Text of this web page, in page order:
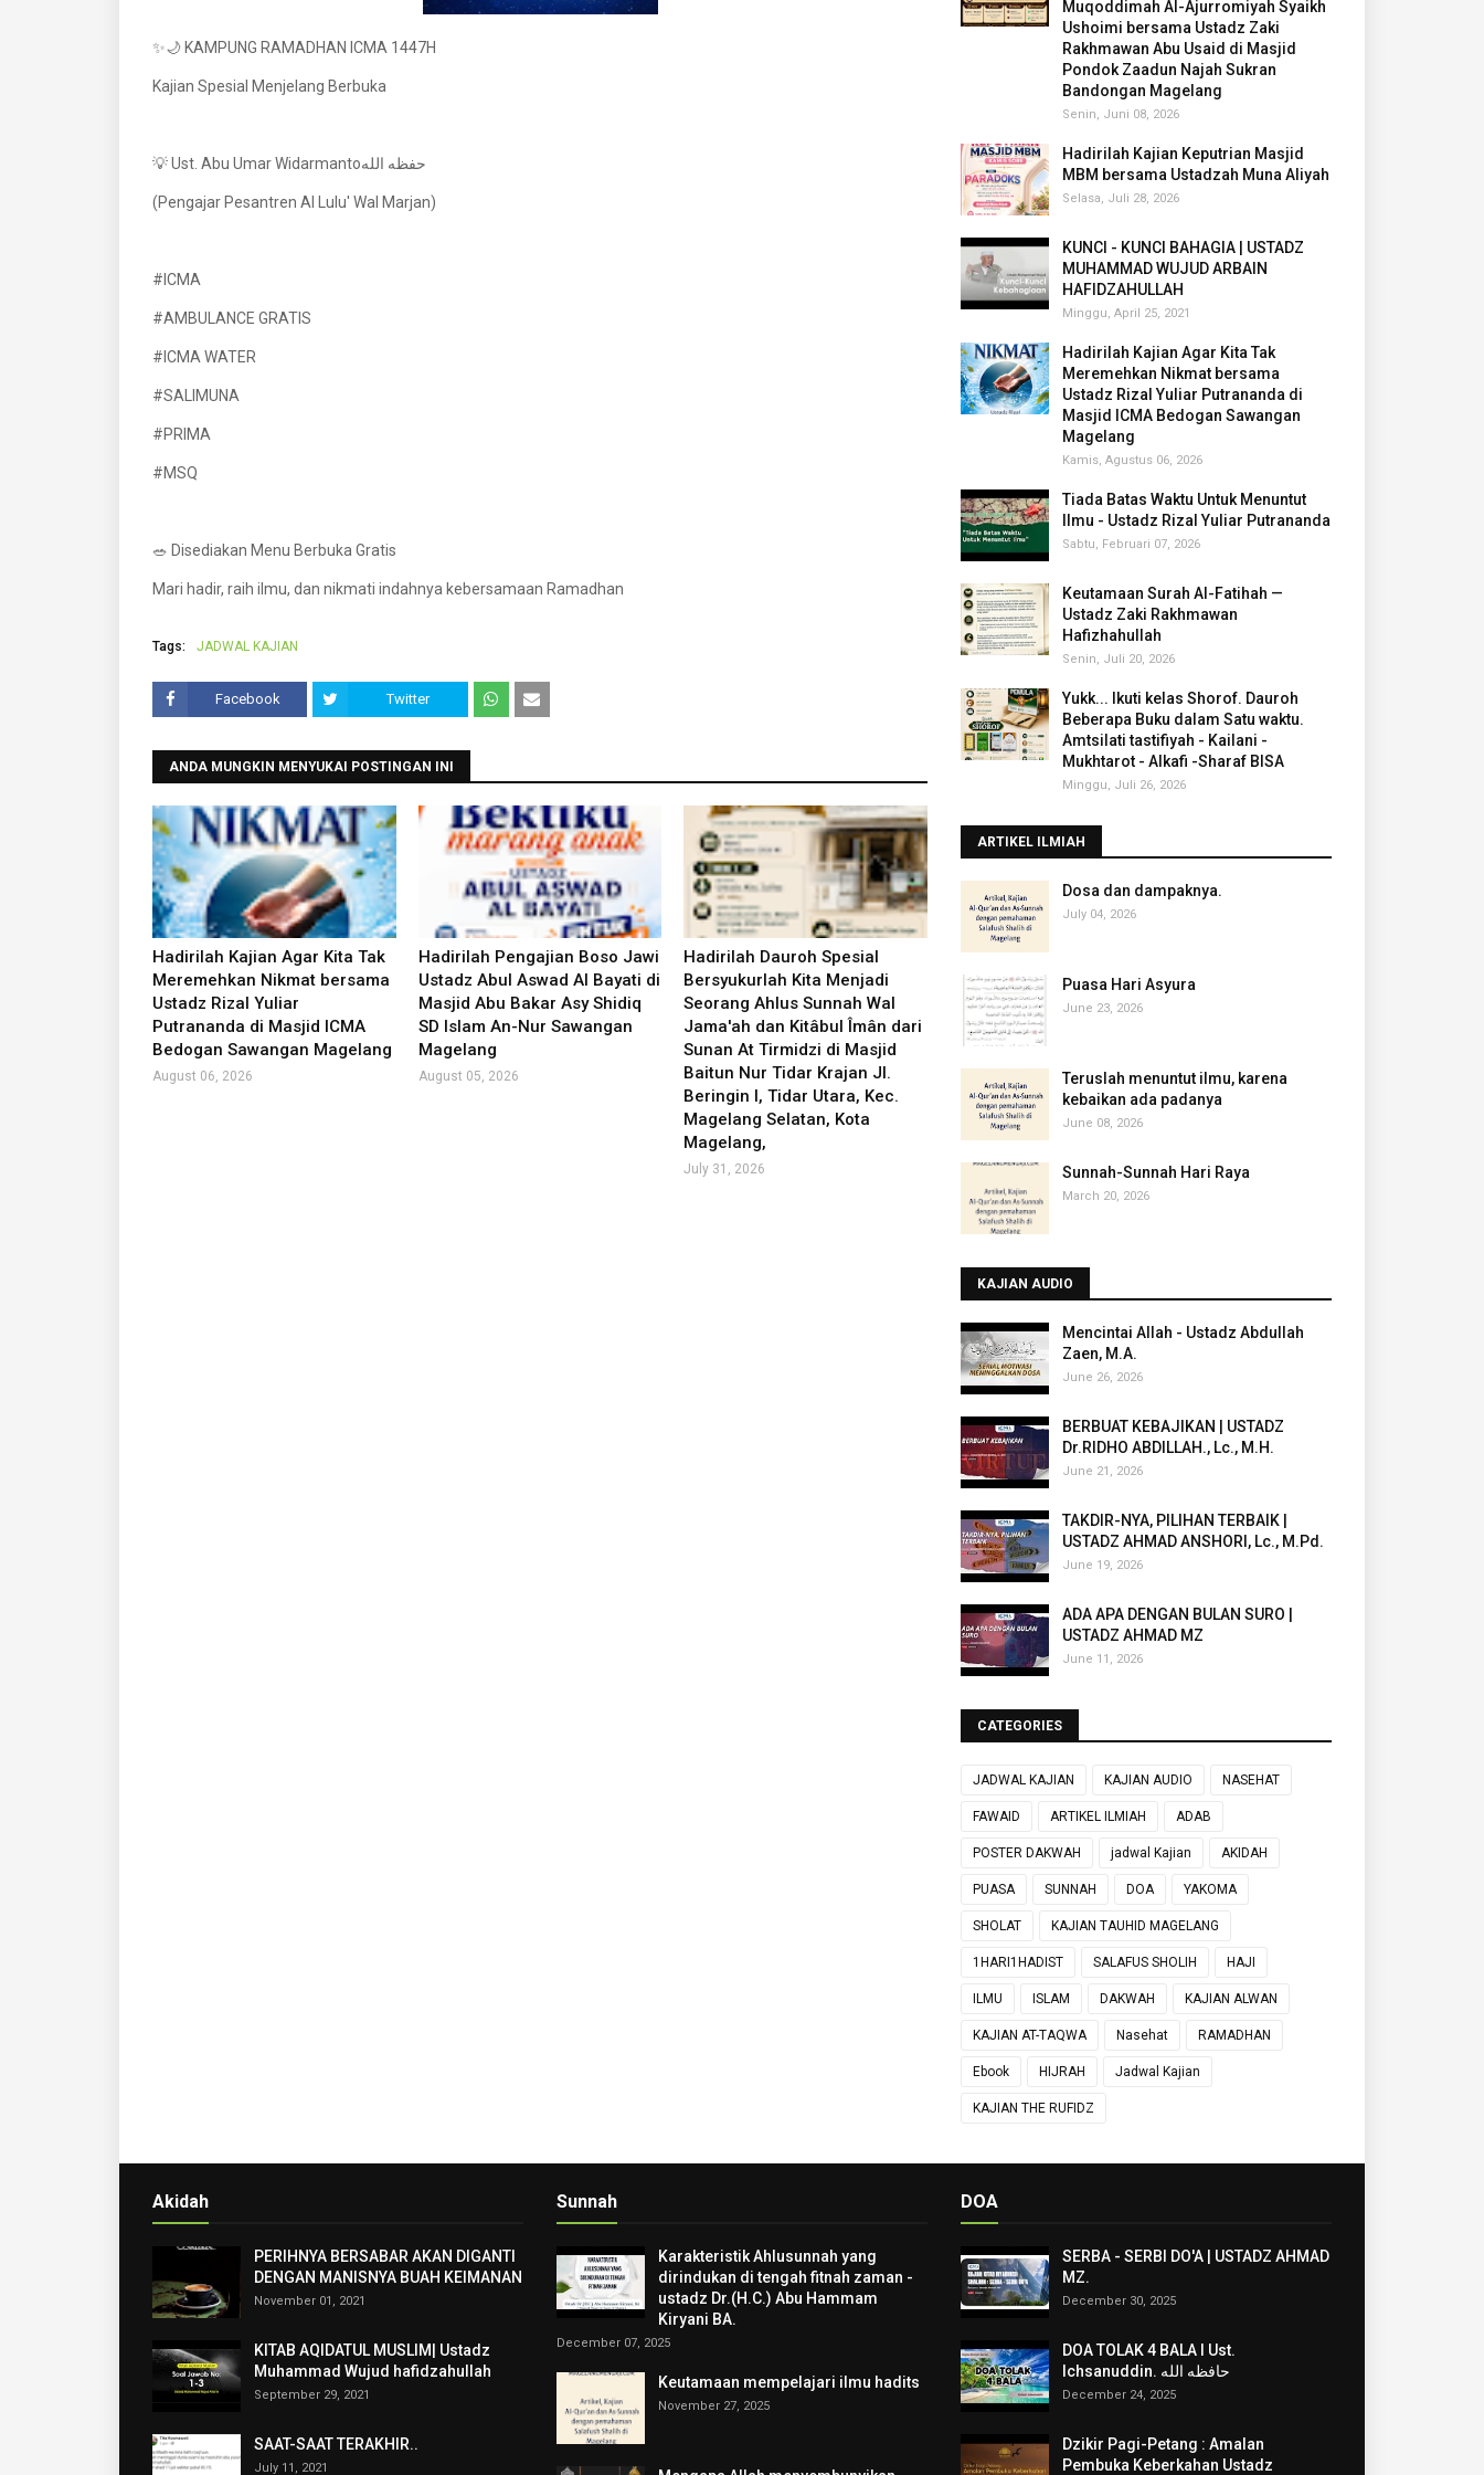
✨🌙 KAMPUNG RAMADHAN ICMA 1447H
Kajian Spesial Menjelang Berbuka
💡 Ust. Abu Umar Widarmantoحفظه الله
(Pengajar Pesantren Al Lulu' Wal Marjan)
#ICMA
#AMBULANCE GRATIS
#ICMA WATER
#SALIMUNA
#PRIMA
#MSQ
🥗 Disediakan Menu Berbuka Gratis
Mari hadir, raih ilmu, dan nikmati indahnya kebersamaan Ramadhan
Tags: JADWAL KAJIAN
Facebook Twitter
ANDA MUNGKIN MENYUKAI POSTINGAN INI
Hadirilah Kajian Agar Kita Tak
Meremehkan Nikmat bersama
Ustadz Rizal Yuliar
Putrananda di Masjid ICMA
Bedogan Sawangan Magelang
August 06, 2026
Hadirilah Pengajian Boso Jawi
Ustadz Abul Aswad Al Bayati di
Masjid Abu Bakar Asy Shidiq
SD Islam An-Nur Sawangan
Magelang
August 05, 2026
Hadirilah Dauroh Spesial
Bersyukurlah Kita Menjadi
Seorang Ahlus Sunnah Wal
Jama'ah dan Kitâbul Îmân dari
Sunan At Tirmidzi di Masjid
Baitun Nur Tidar Krajan Jl.
Beringin I, Tidar Utara, Kec.
Magelang Selatan, Kota
Magelang,
July 31, 2026
Muqoddimah Al-Ajurromiyah Syaikh
Ushoimi bersama Ustadz Zaki
Rakhmawan Abu Usaid di Masjid
Pondok Zaadun Najah Sukran
Bandongan Magelang
Senin, Juni 08, 2026
Hadirilah Kajian Keputrian Masjid
MBM bersama Ustadzah Muna Aliyah
Selasa, Juli 28, 2026
KUNCI - KUNCI BAHAGIA | USTADZ
MUHAMMAD WUJUD ARBAIN
HAFIDZAHULLAH
Minggu, April 25, 2021
Hadirilah Kajian Agar Kita Tak
Meremehkan Nikmat bersama
Ustadz Rizal Yuliar Putrananda di
Masjid ICMA Bedogan Sawangan
Magelang
Kamis, Agustus 06, 2026
Tiada Batas Waktu Untuk Menuntut
Ilmu - Ustadz Rizal Yuliar Putrananda
Sabtu, Februari 07, 2026
Keutamaan Surah Al-Fatihah —
Ustadz Zaki Rakhmawan
Hafizhahullah
Senin, Juli 20, 2026
Yukk... Ikuti kelas Shorof. Dauroh
Beberapa Buku dalam Satu waktu.
Amtsilati tastifiyah - Kailani -
Mukhtarot - Alkafi -Sharaf BISA
Minggu, Juli 26, 2026
ARTIKEL ILMIAH
‎Dosa dan dampaknya.
July 04, 2026
Puasa Hari Asyura
June 23, 2026
Teruslah menuntut ilmu, karena
kebaikan ada padanya
June 08, 2026
Sunnah-Sunnah Hari Raya
March 20, 2026
KAJIAN AUDIO
Mencintai Allah - Ustadz Abdullah
Zaen, M.A.
June 26, 2026
BERBUAT KEBAJIKAN | USTADZ
Dr.RIDHO ABDILLAH., Lc., M.H.
June 21, 2026
TAKDIR-NYA, PILIHAN TERBAIK |
USTADZ AHMAD ANSHORI, Lc., M.Pd.
June 19, 2026
ADA APA DENGAN BULAN SURO |
USTADZ AHMAD MZ
June 11, 2026
CATEGORIES
JADWAL KAJIAN KAJIAN AUDIO NASEHAT
FAWAID ARTIKEL ILMIAH ADAB
POSTER DAKWAH jadwal Kajian AKIDAH
PUASA SUNNAH DOA YAKOMA
SHOLAT KAJIAN TAUHID MAGELANG
1HARI1HADIST SALAFUS SHOLIH HAJI
ILMU ISLAM DAKWAH KAJIAN ALWAN
KAJIAN AT-TAQWA Nasehat RAMADHAN
Ebook HIJRAH Jadwal Kajian
KAJIAN THE RUFIDZ
Akidah
PERIHNYA BERSABAR AKAN DIGANTI
DENGAN MANISNYA BUAH KEIMANAN
November 01, 2021
KITAB AQIDATUL MUSLIM| Ustadz
Muhammad Wujud hafidzahullah
September 29, 2021
SAAT-SAAT TERAKHIR..
July 11, 2021
Sunnah
Karakteristik Ahlusunnah yang
dirindukan di tengah fitnah zaman -
ustadz Dr.(H.C.) Abu Hammam
Kiryani BA.
December 07, 2025
Keutamaan mempelajari ilmu hadits
November 27, 2025
DOA
SERBA - SERBI DO'A | USTADZ AHMAD
MZ.
December 30, 2025
DOA TOLAK 4 BALA I Ust.
Ichsanuddin. حافظه الله
December 24, 2025
Dzikir Pagi-Petang : Amalan
Pembuka Keberkahan Ustadz